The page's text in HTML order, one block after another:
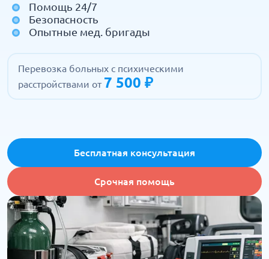
Помощь 24/7
Безопасность
Опытные мед. бригады
Перевозка больных с психическими
расстройствами от 7 500 ₽
Бесплатная консультация
Срочная помощь